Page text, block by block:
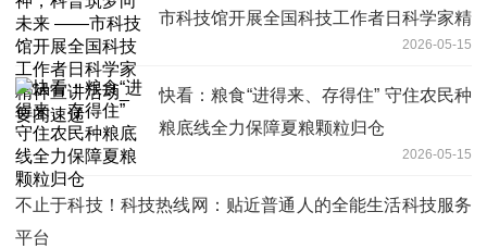
市科技馆开展全国科技工作者日科学家精
2026-05-15
快看：粮食“进得来、存得住” 守住农民种
粮底线全力保障夏粮颗粒归仓
2026-05-15
不止于科技！科技热线网：贴近普通人的全能生活科技服务
平台